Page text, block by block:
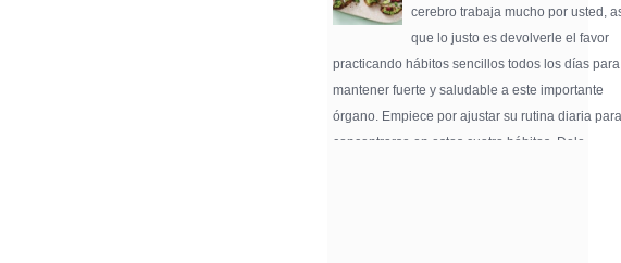
cerebro trabaja mucho por usted,
que lo justo es devolverle el favor
practicando hábitos sencillos todos los días para
mantener fuerte y saludable a este importante
órgano. Empiece por ajustar su rutina diaria
concentrarse en estos cuatro hábitos. Dele …